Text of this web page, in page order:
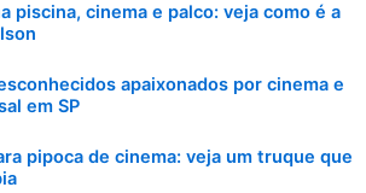
piscina, cinema e palco: veja como é a
apaixonados por cinema e
em SP
pipoca de cinema: veja um truque que